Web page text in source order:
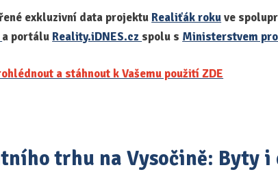
exkluzivní data projektu Realiťák rokuve
a portálu Reality.iDNES.cz spolu s Ministerstvem
a stáhnout k Vašemu použití ZDE
trhu na Vysočině: Byty i